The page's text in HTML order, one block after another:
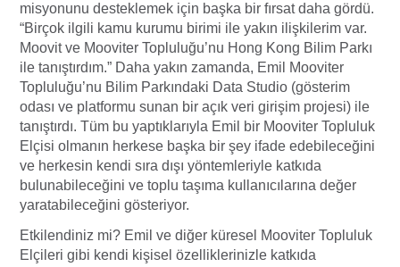
misyonunu desteklemek için başka bir fırsat daha gördü.
“Birçok ilgili kamu kurumu birimi ile yakın ilişkilerim var.
Moovit ve Mooviter Topluluğu’nu Hong Kong Bilim Parkı
ile tanıştırdım.” Daha yakın zamanda, Emil Mooviter
Topluluğu’nu Bilim Parkındaki Data Studio (gösterim
odası ve platformu sunan bir açık veri girişim projesi) ile
tanıştırdı. Tüm bu yaptıklarıyla Emil bir Mooviter Topluluk
Elçisi olmanın herkese başka bir şey ifade edebileceğini
ve herkesin kendi sıra dışı yöntemleriyle katkıda
bulunabileceğini ve toplu taşıma kullanıcılarına değer
yaratabileceğini gösteriyor.
Etkilendiniz mi? Emil ve diğer küresel Mooviter Topluluk
Elçileri gibi kendi kişisel özelliklerinizle katkıda